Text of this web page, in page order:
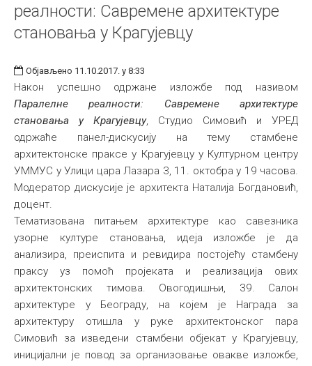
реалности: Савремене архитектуре
становања у Крагујевцу
Објављено 11.10.2017. у 8:33
Након успешно одржане изложбе под називом
Паралелне реалности: Савремене архитектуре
становања у Крагујевцу, Студио Симовић и УРЕД
одржаће панел-дискусију на тему стамбене
архитектонске праксе у Крагујевцу у Културном центру
УММУС у Улици цара Лазара 3, 11. октобра у 19 часова.
Модератор дискусије је архитекта Наталија Богдановић,
доцент.
Тематизована питањем архитектуре као савезника
узорне културе становања, идеја изложбе је да
анализира, преиспита и ревидира постојећу стамбену
праксу уз помоћ пројеката и реализација ових
архитектонских тимова. Овогодишњи, 39. Салон
архитектуре у Београду, на којем је Награда за
архитектуру отишла у руке архитектонског пара
Симовић за изведени стамбени објекат у Крагујевцу,
иницијални је повод за организовање овакве изложбе,